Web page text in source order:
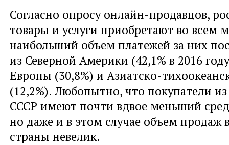
Согласно опросу онлайн-продавцов,
товары и услуги приобретают во всем
наибольший объем платежей за них
из Северной Америки (42,1% в 2016
Европы (30,8%) и Азиатско-
(12,2%). Любопытно, что покупатели
СССР имеют почти вдвое меньший
но даже и в этом случае объем продаж
страны невелик.